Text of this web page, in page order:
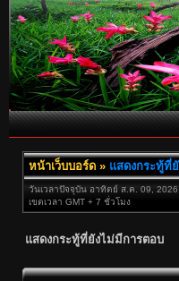
หน้าเว็บบอร์ด » แสดงกระทู้ที่
วันเวลาปัจจุบัน อาทิตย์ ส.ค. 09,
เขตเวลา GMT + 7 ชั่วโมง
แสดงกระทู้ที่ยังไม่มีการตอบ